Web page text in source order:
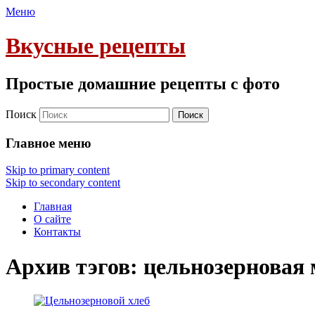
Меню
Вкусные рецепты
Простые домашние рецепты с фото
Поиск
Главное меню
Skip to primary content
Skip to secondary content
Главная
О сайте
Контакты
Архив тэгов: цельнозерновая